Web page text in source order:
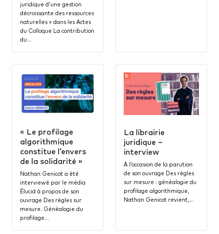
juridique d’une gestion
décroissante des ressources
naturelles » dans les Actes
du Colloque La contribution
du…
« Le profilage
algorithmique
constitue l’envers
de la solidarité »
Nathan Genicot a été
interviewé par le média
Élucid à propos de son
ouvrage Des règles sur
mesure. Généalogie du
profilage…
La librairie
juridique –
interview
À l’occasion de la parution
de son ouvrage Des règles
sur mesure : généalogie du
profilage algorithmique,
Nathan Genicot revient,…